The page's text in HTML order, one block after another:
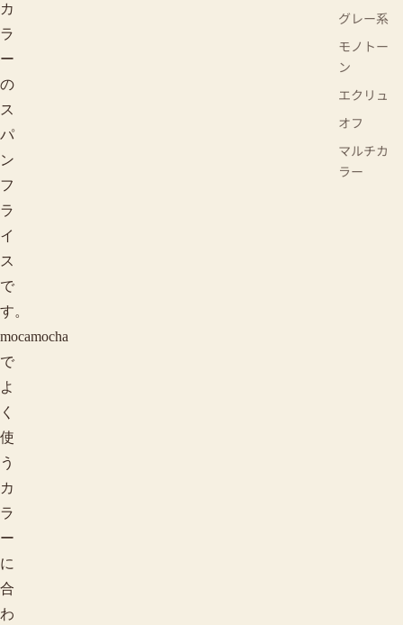
グレー系
モノトー
ン
エクリュ
オフ
マルチカ
ラー
カ
ラ
ー
の
ス
パ
ン
フ
ラ
イ
ス
で
す。
mocamocha
で
よ
く
使
う
カ
ラ
ー
に
合
わ